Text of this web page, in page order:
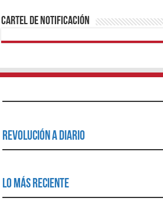
Cartel de Notificación
Revolución a Diario
Lo Más Reciente